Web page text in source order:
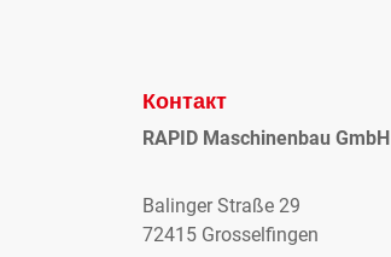
Контакт
RAPID Maschinenbau GmbH
Balinger Straße 29
72415 Grosselfingen